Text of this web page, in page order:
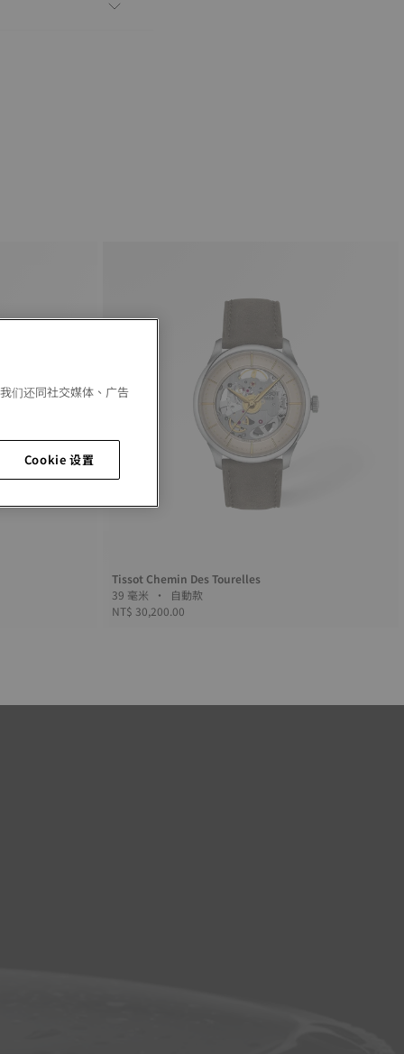
Tissot Chemin Des Tourelles
39 毫米 • 自動款
NT$ 30,200.00
们还同社交媒体、广告
Cookie 设置